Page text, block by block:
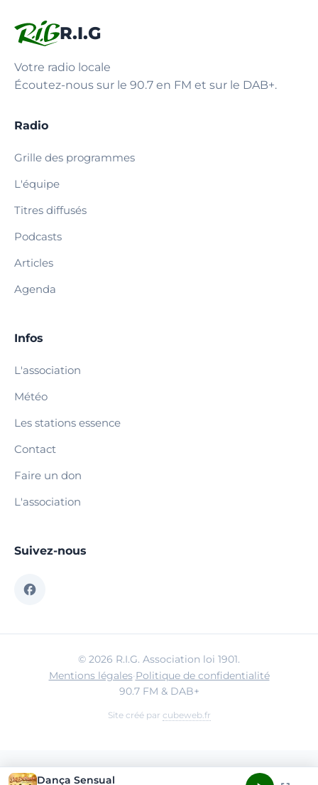
R.I.G
Votre radio locale
Écoutez-nous sur le 90.7 en FM et sur le DAB+.
Radio
Grille des programmes
L'équipe
Titres diffusés
Podcasts
Articles
Agenda
Infos
L'association
Météo
Les stations essence
Contact
Faire un don
L'association
Suivez-nous
© 2026 R.I.G. Association loi 1901.
Mentions légales·Politique de confidentialité
90.7 FM & DAB+
Site créé par cubeweb.fr
Dança Sensual